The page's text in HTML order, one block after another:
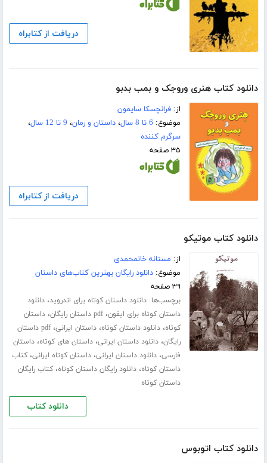
دریافت از کتابراه
دانلود کتاب هنری وروجک و بمب بدبو
از:فرانچسکا سایمون
موضوع: 6 تا 8 سال ،داستان و رمان، 9 تا 12 سال
،
سرگرم کننده
۳۵ صفحه
دریافت از کتابراه
دانلود کتاب موتیکو
از: مستانه خانمحمدی
موضوع:دانلود رایگان بهترین کتاب‌های داستان
۳۹ صفحه
برچسب‌ها:دانلود داستان کوتاه برای اندروید،دانلود
داستان کوتاه برای ایفون،pdf داستان رایگان ،داستان
کوتاه،دانلود داستان کوتاه،داستان ایرانی،
pdf داستان
رایگان،دانلود داستان ایرانی،داستان های کوتاه،داستان
فارسی،دانلود داستان ایرانی،داستان کوتاه ایرانی،کتاب
داستان کوتاه،دانلود رایگان داستان کوتاه،کتاب رایگان
داستان کوتاه
دانلود کتاب
دانلود کتاب اتوبوس